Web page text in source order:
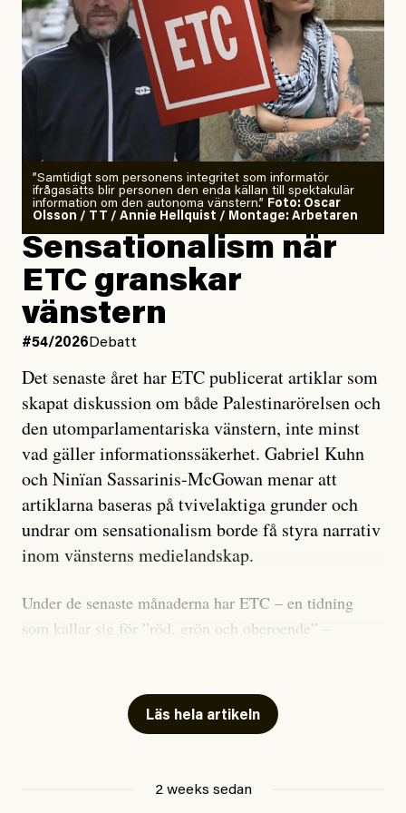
”Samtidigt som personens integritet som informatör
ifrågasätts blir personen den enda källan till spektakulär
information om den autonoma vänstern.” Foto: Oscar
Olsson / TT / Annie Hellquist / Montage: Arbetaren
Sensationalism när
ETC granskar
vänstern
#54/2026 Debatt
Det senaste året har ETC publicerat artiklar som
skapat diskussion om både Palestinarörelsen och
den utomparlamentariska vänstern, inte minst
vad gäller informationssäkerhet. Gabriel Kuhn
och Ninïan Sassarinis-McGowan menar att
artiklarna baseras på tvivelaktiga grunder och
undrar om sensationalism borde få styra narrativ
inom vänsterns medielandskap.
Under de senaste månaderna har ETC – en tidning
som kallar sig för ”röd, grön och oberoende” –
skriver för? Vad betyder det att vara en ”röd, grön och
oberoende” tidning? Och vad är egentligen bra
Läs hela artikeln
2 weeks sedan